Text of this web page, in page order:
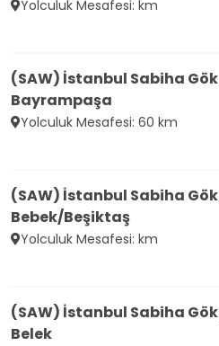
Yolculuk Mesafesi: km
(SAW) İstanbul Sabiha
Bayrampaşa
Yolculuk Mesafesi: 60 km
(SAW) İstanbul Sabiha
Bebek/Beşiktaş
Yolculuk Mesafesi: km
(SAW) İstanbul Sabiha
Belek